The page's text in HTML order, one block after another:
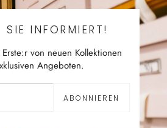
SIE INFORMIERT!
von neuen Kollektionen
Angeboten.
ABONNIEREN